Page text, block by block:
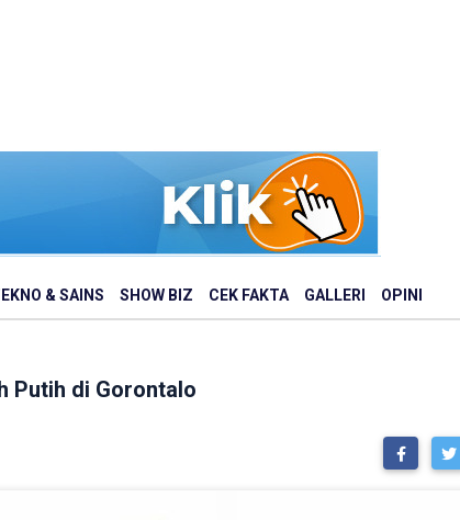
& SAINS SHOW BIZ CEK FAKTA GALLERI OPINI
Putih di Gorontalo